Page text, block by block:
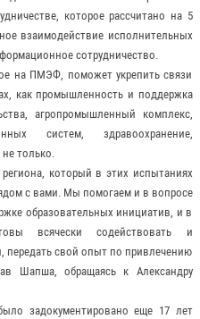
которое рассчитано на 5
взаимодействие исполнительных
сотрудничество.
на ПМЭФ, поможет укрепить связи
как промышленность и поддержка
агропромышленный комплекс,
систем, здравоохранение,
не только.
который в этих испытаниях
с вами. Мы помогаем и в вопросе
образовательных инициатив, и в
всячески содействовать и
передать свой опыт по привлечению
Шапша, обращаясь к Александру
задокументировано еще 17 лет